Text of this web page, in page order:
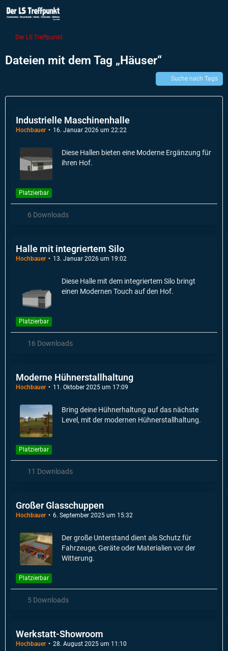
Der LS Treffpunkt
Dateien mit dem Tag „Häuser“
Suche nach Tags
Industrielle Maschinenhalle
Hochbauer 16. Januar 2026 um 22:22
Diese Hallen bieten eine Moderne Ergänzung für
ihren Hof.
Platzierbar
6 Downloads
Halle mit integriertem Silo
Hochbauer 13. Januar 2026 um 19:02
Diese Halle mit dem integriertem Silo bringt
einen Modernen Touch auf den Hof.
Platzierbar
16 Downloads
Moderne Hühnerstallhaltung
Hochbauer 11. Oktober 2025 um 17:09
Bring deine Hühnerhaltung auf das nächste
Level, mit der modernen Hühnerstallhaltung.
Platzierbar
11 Downloads
Großer Glasschuppen
Hochbauer 6. September 2025 um 15:32
Der große Unterstand dient als Schutz für
Fahrzeuge, Geräte oder Materialien vor der
Witterung.
Platzierbar
5 Downloads
Werkstatt-Showroom
Hochbauer 28. August 2025 um 11:10